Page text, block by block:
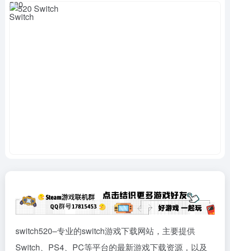
switch520–专业的switch游戏下载网站，主要提供
Switch、PS4、PC等平台的最新游戏下载资源，以及